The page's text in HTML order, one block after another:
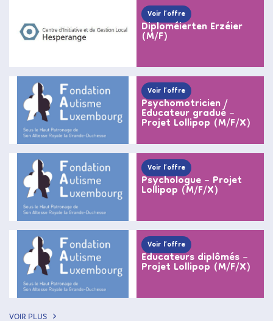
Voir l’offre
Diploméierten Erzéier
(M/F)
Voir l’offre
Psychomotricien /
Educateur gradué –
Projet Lollipop (M/F/X)
Voir l’offre
Psychologue – Projet
Lollipop (M/F/X)
Voir l’offre
Educateurs diplômés –
Projet Lollipop (M/F/X)
VOIR PLUS